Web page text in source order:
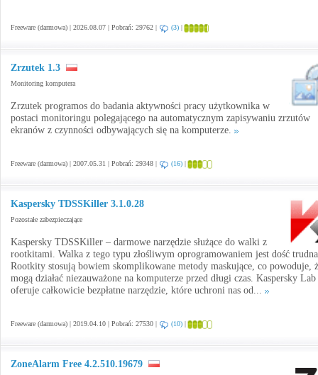
Freeware (darmowa) | 2026.08.07 | Pobrań: 29762 | (3) |
Zrzutek 1.3
Monitoring komputera
Zrzutek programos do badania aktywności pracy użytkownika w
postaci monitoringu polegającego na automatycznym zapisywaniu zrzutów
ekranów z czynności odbywających się na komputerze.
Freeware (darmowa) | 2007.05.31 | Pobrań: 29348 | (16) |
Kaspersky TDSSKiller 3.1.0.28
Pozostałe zabezpieczające
Kaspersky TDSSKiller – darmowe narzędzie służące do walki z
rootkitami. Walka z tego typu złośliwym oprogramowaniem jest dość
Rootkity stosują bowiem skomplikowane metody maskujące, co powoduje,
mogą działać niezauważone na komputerze przed długi czas. Kaspersky Lab
oferuje całkowicie bezpłatne narzędzie, które uchroni nas od...
Freeware (darmowa) | 2019.04.10 | Pobrań: 27530 | (10) |
ZoneAlarm Free 4.2.510.19679